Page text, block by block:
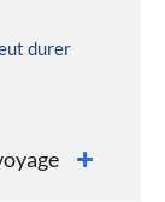
durer